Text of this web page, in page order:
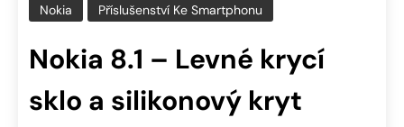
Nokia Příslušenství Ke Smartphonu
Nokia 8.1 – Levné krycí
sklo a silikonový kryt